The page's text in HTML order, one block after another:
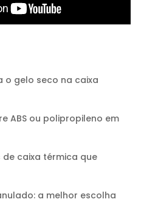
o gelo seco na caixa
ABS ou polipropileno em
caixa térmica que
a melhor escolha